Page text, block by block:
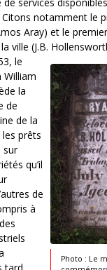
notamment le
Aray) et le
ville (J.B.
Photo : Le
le
William
la
de
de la
prêts
sur
qu’il
de
à
tard